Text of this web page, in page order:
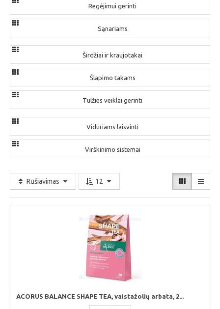
Regėjimui gerinti
Sąnariams
Širdžiai ir kraujotakai
Šlapimo takams
Tulžies veiklai gerinti
Viduriams laisvinti
Virškinimo sistemai
Rūšiavimas 12
ACORUS BALANCE SHAPE TEA, vaistažolių arbata, 2...